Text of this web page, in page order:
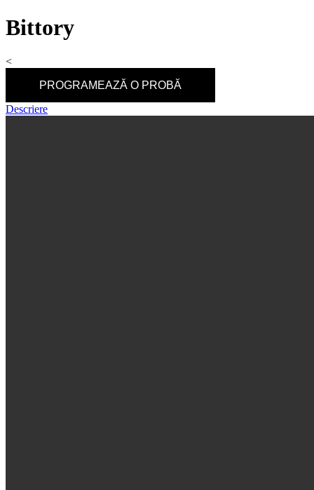
Bittory
<
PROGRAMEAZĂ O PROBĂ
Descriere